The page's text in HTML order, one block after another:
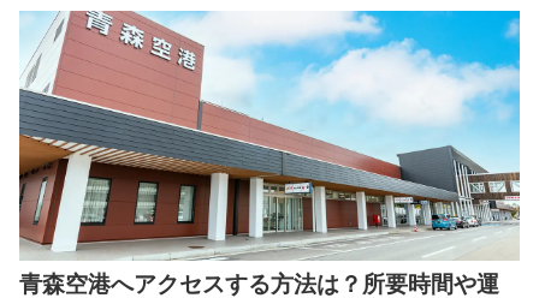
青森空港へアクセスする方法は？所要時間や運